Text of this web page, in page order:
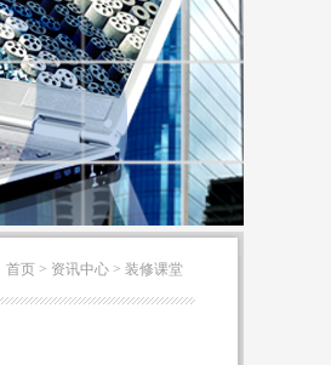
首页 > 资讯中心 > 装修课堂